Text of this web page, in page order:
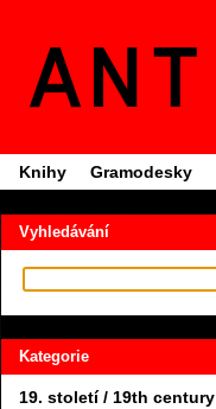
Knihy Gramodesky
Vyhledávání
Kategorie
19. století / 19th century